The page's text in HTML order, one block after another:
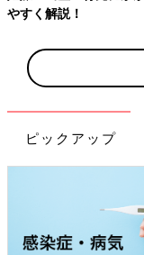
やすく解説！
ピックアップ